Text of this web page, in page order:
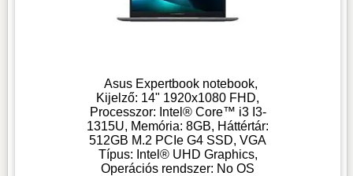
Asus Expertbook notebook,
Kijelző: 14" 1920x1080 FHD,
Processzor: Intel® Core™ i3 I3-
1315U, Memória: 8GB, Háttértár:
512GB M.2 PCIe G4 SSD, VGA
Típus: Intel® UHD Graphics,
Operációs rendszer: No OS